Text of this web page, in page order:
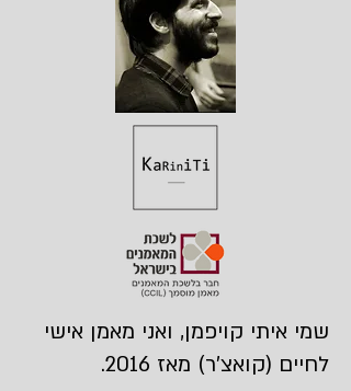
שמי איתי קויפמן, ואני מאמן אישי
לחיים (קואצ'ר) מאז 2016.